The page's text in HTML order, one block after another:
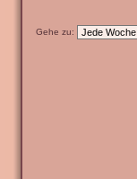
Gehe zu: